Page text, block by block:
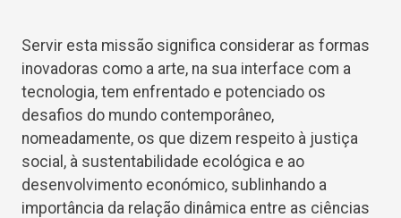
Servir esta missão significa considerar as formas
inovadoras como a arte, na sua interface com a
tecnologia, tem enfrentado e potenciado os
desafios do mundo contemporâneo,
nomeadamente, os que dizem respeito à justiça
social, à sustentabilidade ecológica e ao
desenvolvimento económico, sublinhando a
importância da relação dinâmica entre as ciências